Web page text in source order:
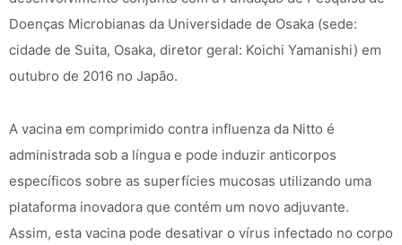
Doenças Microbianas da Universidade de Osaka (sede:
cidade de Suita, Osaka, diretor geral: Koichi Yamanishi) em
outubro de 2016 no Japão.
A vacina em comprimido contra influenza da Nitto é
administrada sob a língua e pode induzir anticorpos
específicos sobre as superfícies mucosas utilizando uma
plataforma inovadora que contém um novo adjuvante.
Assim, esta vacina pode desativar o vírus infectado no corpo